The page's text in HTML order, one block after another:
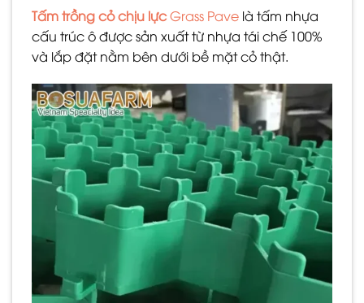
Tấm trồng cỏ chịu lựcGrass Pave là tấm nhựa
cấu trúc ô được sản xuất từ nhựa tái chế 100%
và lắp đặt nằm bên dưới bề mặt cỏ thật.